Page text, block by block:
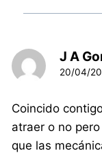
J A
20/04/
Coincido
atraer o no
que las